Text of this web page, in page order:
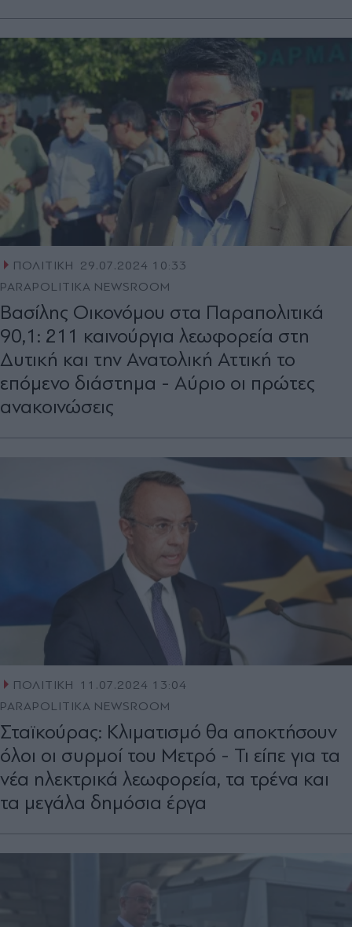
ΠΟΛΙΤΙΚΗ
29.07.2024 10:33
PARAPOLITIKA NEWSROOM
Βασίλης Οικονόμου στα Παραπολιτικά
90,1: 211 καινούργια λεωφορεία στη
Δυτική και την Ανατολική Αττική το
επόμενο διάστημα - Αύριο οι πρώτες
ανακοινώσεις
ΠΟΛΙΤΙΚΗ
11.07.2024 13:04
PARAPOLITIKA NEWSROOM
Σταϊκούρας: Kλιματισμό θα αποκτήσουν
όλοι οι συρμοί του Μετρό - Τι είπε για τα
νέα ηλεκτρικά λεωφορεία, τα τρένα και
τα μεγάλα δημόσια έργα